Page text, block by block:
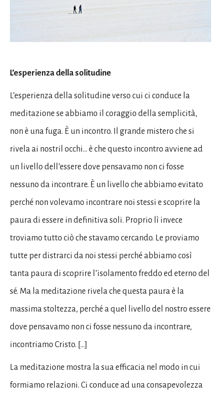
L’esperienza della solitudine
L’esperienza della solitudine verso cui ci conduce la
meditazione se abbiamo il coraggio della semplicità,
non è una fuga. È un incontro. Il grande mistero che si
rivela ai nostril occhi… è che questo incontro avviene ad
un livello dell’essere dove pensavamo non ci fosse
nessuno da incontrare. È un livello che abbiamo evitato
perché non volevamo incontrare noi stessi e scoprire la
paura di essere in definitiva soli. Proprio lì invece
troviamo tutto ciò che stavamo cercando. Le proviamo
tutte per distrarci da noi stessi perché abbiamo così
tanta paura di scoprire l’isolamento freddo ed eterno del
sé. Ma la meditazione rivela che questa paura è la
massima stoltezza, perché a quel livello del nostro essere
dove pensavamo non ci fosse nessuno da incontrare,
incontriamo Cristo. […]
La meditazione mostra la sua efficacia nel modo in cui
formiamo relazioni. Ci conduce ad una consapevolezza